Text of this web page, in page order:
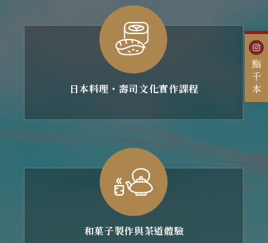
日本料理・壽司文化實作課程
和菓子製作與茶道體驗
鮨千本